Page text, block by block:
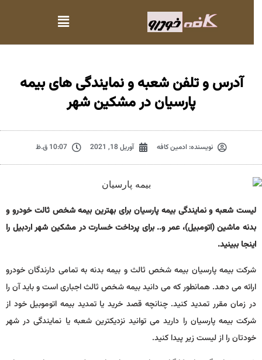
آدرس و تلفن شعبه و نمایندگی های بیمه
پارسیان در مشکین شهر
نویسنده:ادمین کافه آوریل 18, 2021 10:07 ق.ظ
لیست شعبه و نمایندگی بیمه پارسیان برای بهترین بیمه شخص ثالت خودرو و
بدنه ماشین (اتومبیل)، عمر و.. برای پرداخت خسارت در مشکین شهر اردبیل را
اینجا ببینید.
شرکت بیمه پارسیان بیمه شخص ثالث و بیمه بدنه به تمامی دارندگان خودرو
ارائه می دهد. همانطور که می دانید بیمه شخص ثالث اجباری است و باید آن را
در زمان مقرر تمدید کنید. چنانچه قصد خرید یا تمدید بیمه اتوموبیل خود از
شرکت بیمه پارسیان را دارید می توانید نزدیکترین شعبه یا نمایندگی در شهر
خودتان را از لیست زیر پیدا کنید.